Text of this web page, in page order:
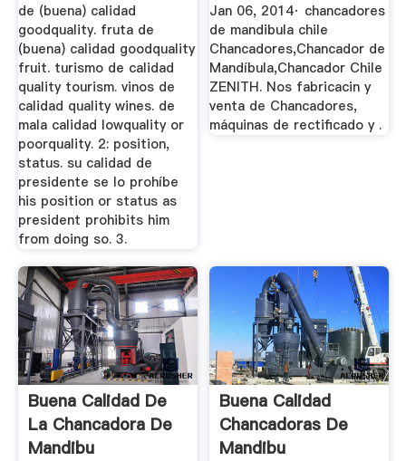
de (buena) calidad
goodquality. fruta de
(buena) calidad goodquality
fruit. turismo de calidad
quality tourism. vinos de
calidad quality wines. de
mala calidad lowquality or
poorquality. 2: position,
status. su calidad de
presidente se lo prohíbe
his position or status as
president prohibits him
from doing so. 3.
Jan 06, 2014· chancadores
de mandibula chile
Chancadores,Chancador de
Mandíbula,Chancador Chile
ZENITH. Nos fabricacin y
venta de Chancadores,
máquinas de rectificado y .
Buena Calidad De
La Chancadora De
Mandibu
Buena Calidad
Chancadoras De
Mandibu